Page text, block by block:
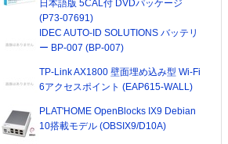
日本語版 5CAL付 DVDパッケージ
(P73-07691)
IDEC AUTO-ID SOLUTIONS バッテリ
ー BP-007 (BP-007)
TP-Link AX1800 壁面埋め込み型 Wi-Fi
6アクセスポイント (EAP615-WALL)
PLAT'HOME OpenBlocks IX9 Debian
10搭載モデル (OBSIX9/D10A)